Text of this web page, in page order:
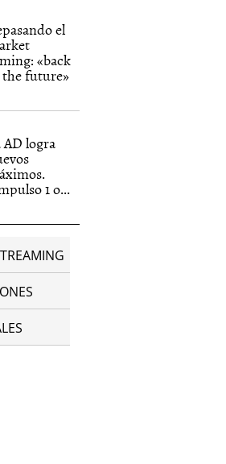
el
«back
future»
AD logra
1 o...